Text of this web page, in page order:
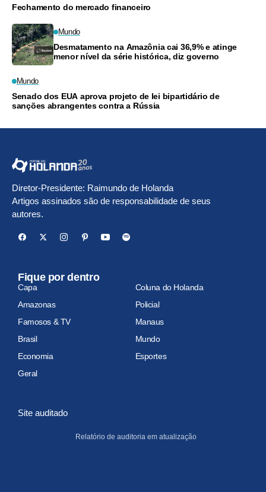
Fechamento do mercado financeiro
Mundo
Desmatamento na Amazônia cai 36,9% e atinge
menor nível da série histórica, diz governo
Mundo
Senado dos EUA aprova projeto de lei bipartidário de
sanções abrangentes contra a Rússia
Diretor-Presidente: Raimundo de Holanda
Artigos assinados são de responsabilidade de seus
autores.
Fique por dentro
Capa
Coluna do Holanda
Amazonas
Policial
Famosos & TV
Manaus
Brasil
Mundo
Economia
Esportes
Geral
Site auditado
Relatório de auditoria em atualização